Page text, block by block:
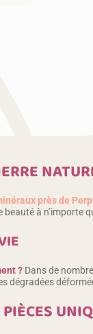
près de
à n’importe
?Dans de
dégradées